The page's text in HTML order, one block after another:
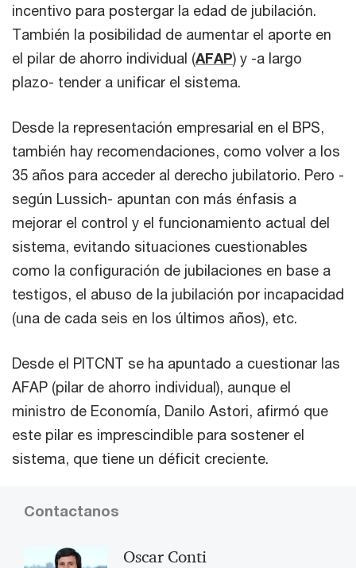
incentivo para postergar la edad de jubilación.
También la posibilidad de aumentar el aporte en
el pilar de ahorro individual (AFAP) y -a largo
plazo- tender a unificar el sistema.
Desde la representación empresarial en el BPS,
también hay recomendaciones, como volver a los
35 años para acceder al derecho jubilatorio. Pero -
según Lussich- apuntan con más énfasis a
mejorar el control y el funcionamiento actual del
sistema, evitando situaciones cuestionables
como la configuración de jubilaciones en base a
testigos, el abuso de la jubilación por incapacidad
(una de cada seis en los últimos años), etc.
Desde el PITCNT se ha apuntado a cuestionar las
AFAP (pilar de ahorro individual), aunque el
ministro de Economía, Danilo Astori, afirmó que
este pilar es imprescindible para sostener el
sistema, que tiene un déficit creciente.
Contactanos
Oscar Conti